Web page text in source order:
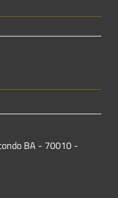
BA - 70010 -